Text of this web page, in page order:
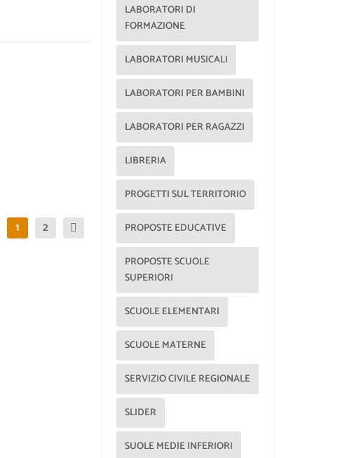
1 2
LABORATORI DI
FORMAZIONE
LABORATORI MUSICALI
LABORATORI PER BAMBINI
LABORATORI PER RAGAZZI
LIBRERIA
PROGETTI SUL TERRITORIO
PROPOSTE EDUCATIVE
PROPOSTE SCUOLE
SUPERIORI
SCUOLE ELEMENTARI
SCUOLE MATERNE
SERVIZIO CIVILE REGIONALE
SLIDER
SUOLE MEDIE INFERIORI